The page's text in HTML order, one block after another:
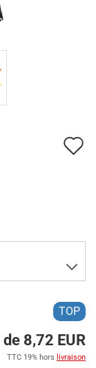
TOP
de 8,72 EUR
TTC 19% hors livraison